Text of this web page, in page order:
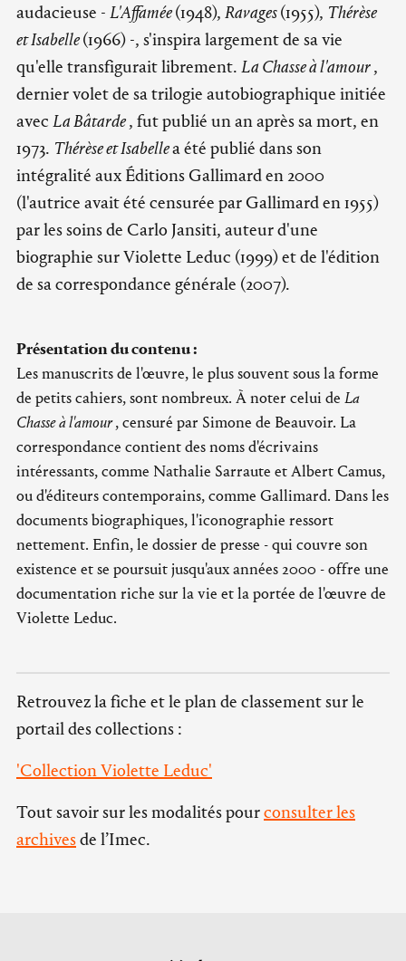
audacieuse - L'Affamée(1948), Ravages(1955), Thérèse
et Isabelle(1966) -, s'inspira largement de sa vie
qu'elle transfigurait librement. La Chasse à l'amour,
dernier volet de sa trilogie autobiographique initiée
avec La Bâtarde, fut publié un an après sa mort, en
1973. Thérèse et Isabellea été publié dans son
intégralité aux Éditions Gallimard en 2000
(l'autrice avait été censurée par Gallimard en 1955)
par les soins de Carlo Jansiti, auteur d'une
biographie sur Violette Leduc (1999) et de l'édition
de sa correspondance générale (2007).
Présentation du contenu :
Les manuscrits de l'œuvre, le plus souvent sous la forme
de petits cahiers, sont nombreux. À noter celui de La
Chasse à l'amour, censuré par Simone de Beauvoir. La
correspondance contient des noms d'écrivains
intéressants, comme Nathalie Sarraute et Albert Camus,
ou d'éditeurs contemporains, comme Gallimard. Dans les
documents biographiques, l'iconographie ressort
nettement. Enfin, le dossier de presse - qui couvre son
existence et se poursuit jusqu'aux années 2000 - offre une
documentation riche sur la vie et la portée de l'œuvre de
Violette Leduc.
Retrouvez la fiche et le plan de classement sur le
portail des collections :
'Collection Violette Leduc'
Tout savoir sur les modalités pourconsulter les
archivesde l’Imec.